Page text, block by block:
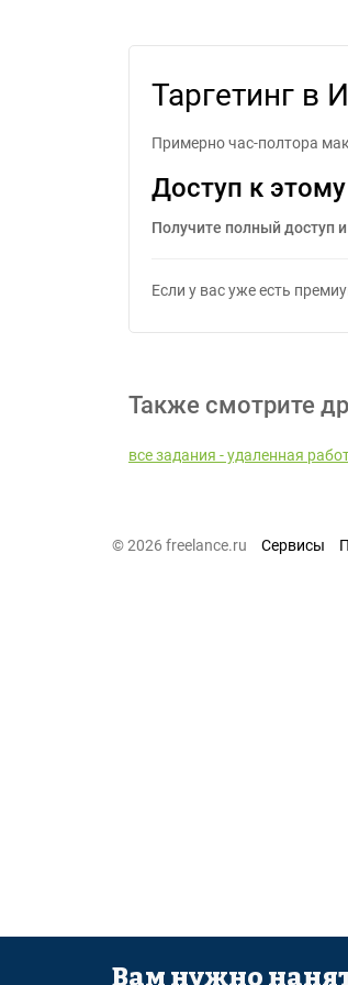
Таргетинг в
Примерно час-полтора
Доступ к
Получите полный доступ
Если у вас уже есть
Также смотрите
все задания - удаленная
© 2026 freelance.ru Сервисы
Вам нужно